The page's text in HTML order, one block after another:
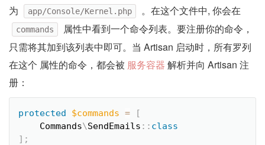
为
app/Console/Kernel.php 。在这个文件中, 你会在
commands
属性中看到一个命令列表。要注册你的命令，
只需将其加到该列表中即可。当 Artisan 启动时，所有罗列
在这个 属性的命令，都会被 服务容器 解析并向 Artisan 注
册：
protected $commands =
[
Commands\SendEmails :: class
] ;